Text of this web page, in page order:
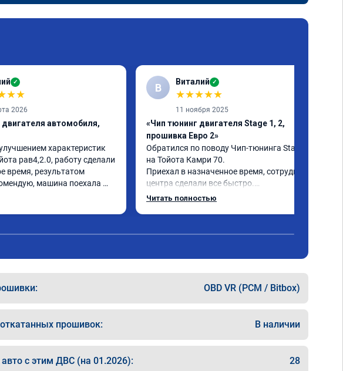
✓
★★
2026
автомобиля,
характеристик
рав4,2.0, работу сделали
время, результатом
машина поехала
В Виталий ✓
★★★★★
11 ноября 2025
«Чип тюнинг двигателя Stage 1, 2,
прошивка Евро 2»
Обратился по поводу Чип-тюнинга Stage 1
на Тойота Камри 70.
Приехал в назначенное время, сотрудники
центра сделали все быстро.
Авто тестирую, пока всë устраивает.
Читать полностью
OBD VR (PCM / Bitbox)
прошивок: В наличии
с этим ДВС (на 01.2026): 28